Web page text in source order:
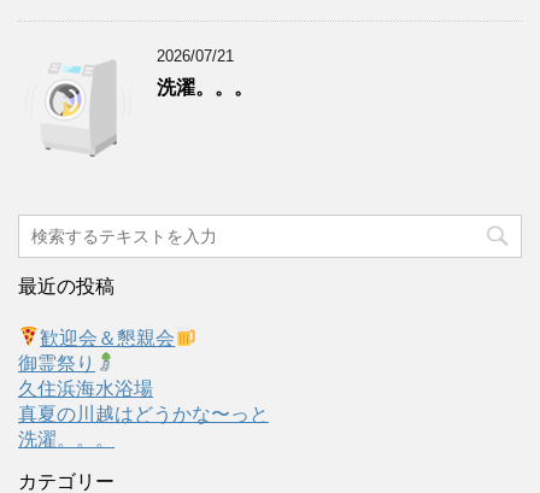
2026/07/21
洗濯。。。
最近の投稿
歓迎会＆懇親会
御霊祭り
久住浜海水浴場
真夏の川越はどうかな〜っと
洗濯。。。
カテゴリー